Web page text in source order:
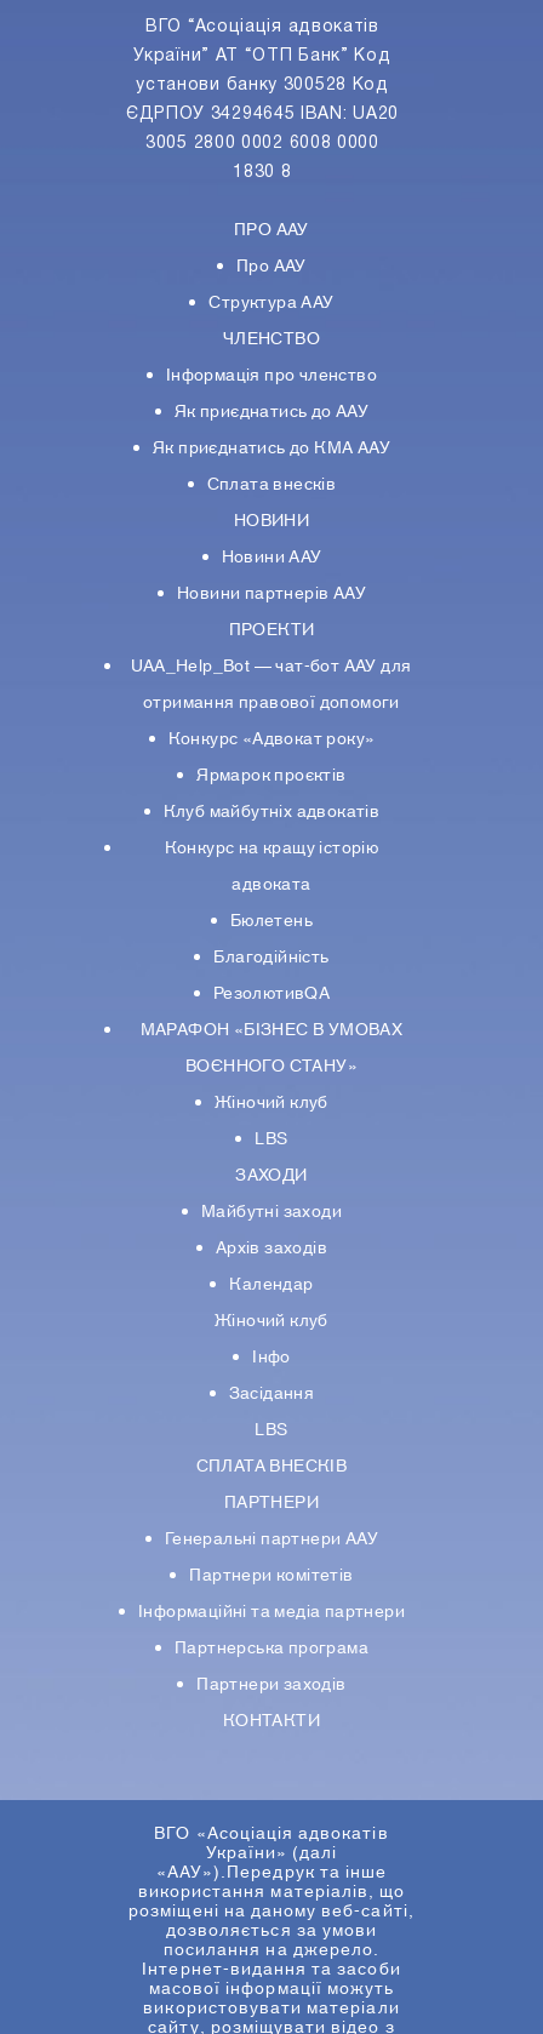
ВГО “Асоціація адвокатів
України” АТ “ОТП Банк” Код
установи банку 300528 Код
ЄДРПОУ 34294645 IBAN: UA20
3005 2800 0002 6008 0000
1830 8
ПРО ААУ
Про ААУ
Структура ААУ
ЧЛЕНСТВО
Інформація про членство
Як приєднатись до ААУ
Як приєднатись до КМА ААУ
Сплата внесків
НОВИНИ
Новини ААУ
Новини партнерiв ААУ
ПРОЕКТИ
UAA_Help_Bot — чат-бот ААУ для
отримання правової допомоги
Конкурс «Адвокат року»
Ярмарок проєктів
Клуб майбутніх адвокатів
Конкурс на кращу історію
адвоката
Бюлетень
Благодійність
РезолютивQA
МАРАФОН «БІЗНЕС В УМОВАХ
ВОЄННОГО СТАНУ»
Жіночий клуб
LBS
ЗАХОДИ
Майбутні заходи
Архів заходів
Календар
Жіночий клуб
Інфо
Засідання
LBS
СПЛАТА ВНЕСКІВ
ПАРТНЕРИ
Генеральні партнери ААУ
Партнери комiтетiв
Iнформацiйнi та медіа партнери
Партнерська програма
Партнери заходів
КОНТАКТИ
ВГО «Асоціація адвокатів
України» (далі
«ААУ»).Передрук та інше
використання матеріалів, що
розміщені на даному веб-сайті,
дозволяється за умови
посилання на джерело.
Інтернет-видання та засоби
масової інформації можуть
використовувати матеріали
сайту, розміщувати відео з